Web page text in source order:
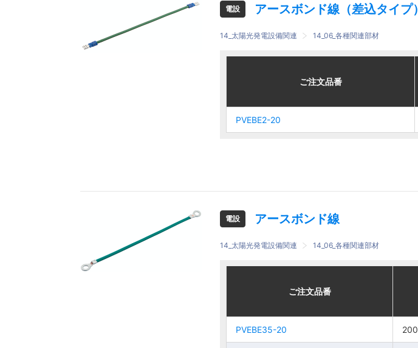
電設 アースボンド線（差込タイプ）
14_太陽光発電設備関連 14_06_各種関連部材
電線太さ
PVEBE2-
20
PVEK1
ご注文品番
PVEBE2-20
電線太さ
PVEBE2-
20
PVEK1
ご注文品番
PVEBE2-20
電設 アースボンド線
14_太陽光発電設備関連 14_06_各種関連部材
L
PVEBE35-
20
PVEK2
ご注文品番
PVEBE35-20 200
L
PVEBE35-
20
PVEK2
ご注文品番
PVEBE35-20 200